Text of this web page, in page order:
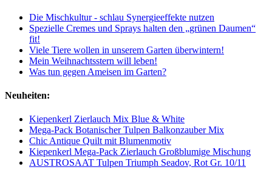
Die Mischkultur - schlau Synergieeffekte nutzen
Spezielle Cremes und Sprays halten den „grünen Daumen“
fit!
Viele Tiere wollen in unserem Garten überwintern!
Mein Weihnachtsstern will leben!
Was tun gegen Ameisen im Garten?
Neuheiten:
Kiepenkerl Zierlauch Mix Blue & White
Mega-Pack Botanischer Tulpen Balkonzauber Mix
Chic Antique Quilt mit Blumenmotiv
Kiepenkerl Mega-Pack Zierlauch Großblumige Mischung
AUSTROSAAT Tulpen Triumph Seadov, Rot Gr. 10/11